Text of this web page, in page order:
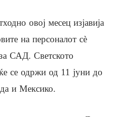
овој месец изјавија
на персоналот сè
САД. Светското
се одржи од 11 јуни до
и Мексико.